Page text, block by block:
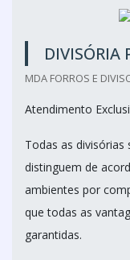
DIVISÓRIA
MDA FORROS E
Atendimento
Todas as divisórias
distinguem de
ambientes por
que todas as
garantidas.